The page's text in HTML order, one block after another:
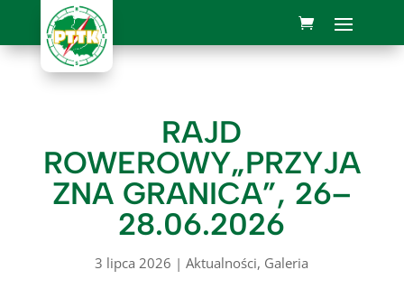
RAJD
ROWEROWY„PRZYJA
ZNA GRANICA”, 26–
28.06.2026
3 lipca 2026 |Aktualności, Galeria